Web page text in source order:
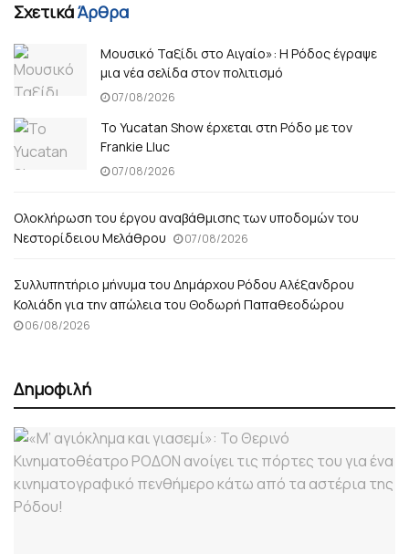
ΣχετικάΆρθρα
Μουσικό Ταξίδι στο Αιγαίο»: Η Ρόδος έγραψε
μια νέα σελίδα στον πολιτισμό
07/08/2026
Το Yucatan Show έρχεται στη Ρόδο με τον
Frankie Lluc
07/08/2026
Ολοκλήρωση του έργου αναβάθμισης των υποδομών του
Νεστορίδειου Μελάθρου
07/08/2026
Συλλυπητήριο μήνυμα του Δημάρχου Ρόδου Αλέξανδρου
Κολιάδη για την απώλεια του Θοδωρή Παπαθεοδώρου
06/08/2026
Δημοφιλή